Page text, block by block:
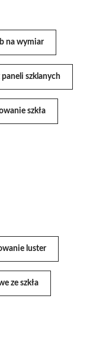
na wymiar
paneli szklanych
szkła
luster
ze szkła